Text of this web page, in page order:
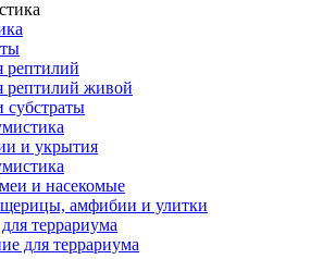
рептилий
рептилий живой
субстраты
и укрытия
и насекомые
амфибии и улитки
террариума
для террариума